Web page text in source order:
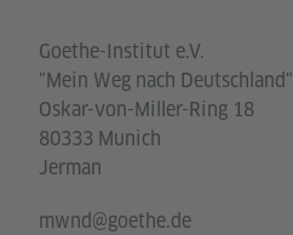
Goethe-Institut e.V.
"Mein Weg nach Deutschland"
Oskar-von-Miller-Ring 18
80333 Munich
Jerman
mwnd@goethe.de